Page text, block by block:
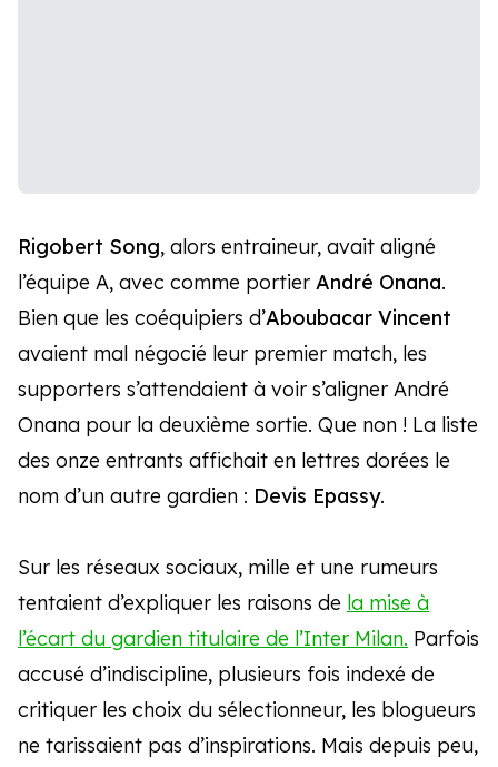
Rigobert Song, alors entraineur, avait aligné
l’équipe A, avec comme portier André Onana.
Bien que les coéquipiers d’Aboubacar Vincent
avaient mal négocié leur premier match, les
supporters s’attendaient à voir s’aligner André
Onana pour la deuxième sortie. Que non ! La liste
des onze entrants affichait en lettres dorées le
nom d’un autre gardien : Devis Epassy.
Sur les réseaux sociaux, mille et une rumeurs
tentaient d’expliquer les raisons de la mise à
l’écart du gardien titulaire de l’Inter Milan. Parfois
accusé d’indiscipline, plusieurs fois indexé de
critiquer les choix du sélectionneur, les blogueurs
ne tarissaient pas d’inspirations. Mais depuis peu,